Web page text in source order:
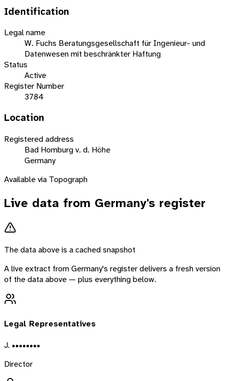
Identification
Legal name
W. Fuchs Beratungsgesellschaft für Ingenieur- und
Datenwesen mit beschränkter Haftung
Status
Active
Register Number
3784
Location
Registered address
Bad Homburg v. d. Höhe
Germany
Available via Topograph
Live data from Germany's register
The data above is a cached snapshot
A live extract fromGermany's register delivers a fresh version
of the data above — plus everything below.
Legal Representatives
J. ••••••••
Director